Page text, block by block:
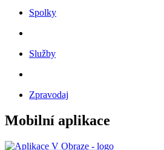
Spolky
Služby
Zpravodaj
Mobilní aplikace